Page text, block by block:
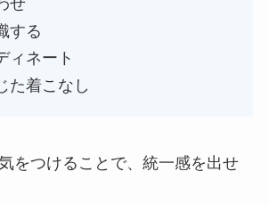
せ
する
ィネート
た着こなし
をつけることで、統一感を出せ